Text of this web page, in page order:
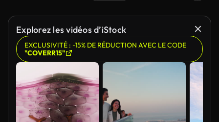
Explorez les vidéos d’iStock
EXCLUSIVITÉ : -15% DE RÉDUCTION AVEC LE CODE
"COVERR15"